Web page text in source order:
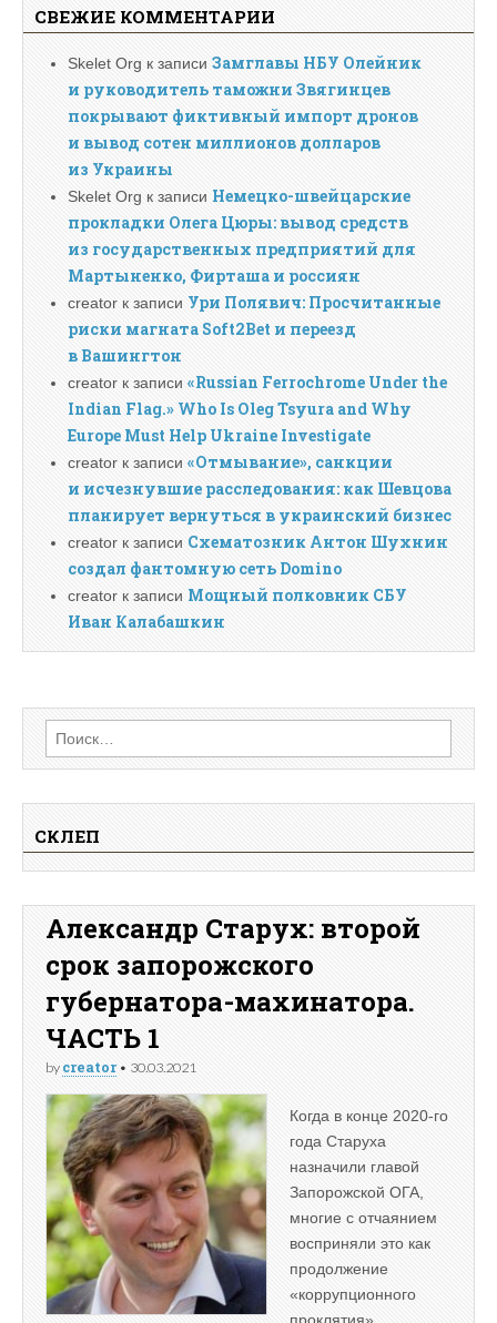
СВЕЖИЕ КОММЕНТАРИИ
Skelet Org к записи Замглавы НБУ Олейник
и руководитель таможни Звягинцев
покрывают фиктивный импорт дронов
и вывод сотен миллионов долларов
из Украины
Skelet Org к записи Немецко-швейцарские
прокладки Олега Цюры: вывод средств
из государственных предприятий для
Мартыненко, Фирташа и россиян
creator к записи Ури Полявич: Просчитанные
риски магната Soft2Bet и переезд
в Вашингтон
creator к записи «Russian Ferrochrome Under the
Indian Flag.» Who Is Oleg Tsyura and Why
Europe Must Help Ukraine Investigate
creator к записи «Отмывание», санкции
и исчезнувшие расследования: как Шевцова
планирует вернуться в украинский бизнес
creator к записи Схематозник Антон Шухнин
создал фантомную сеть Domino
creator к записи Мощный полковник СБУ
Иван Калабашкин
Найти:
СКЛЕП
Александр Старух: второй
срок запорожского
губернатора-махинатора.
ЧАСТЬ 1
by creator• 30.03.2021
Когда в конце 2020-го
года Старуха
назначили главой
Запорожской ОГА,
многие с отчаянием
восприняли это как
продолжение
«коррупционного
проклятия»,